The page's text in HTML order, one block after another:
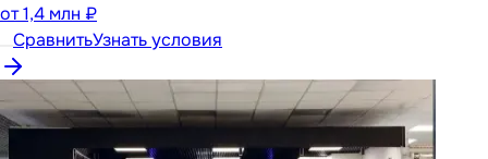
от1,4 млн ₽
СравнитьУзнать условия